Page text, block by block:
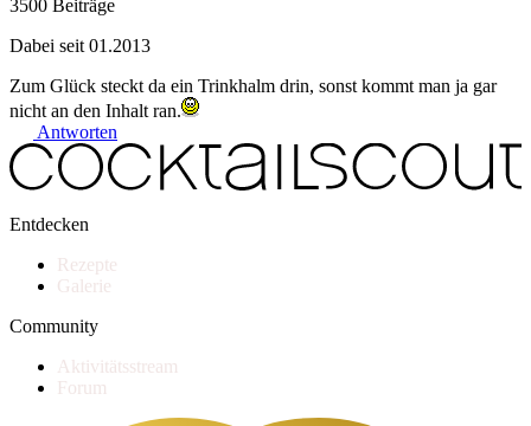
3500 Beiträge
Dabei seit 01.2013
Zum Glück steckt da ein Trinkhalm drin, sonst kommt man ja gar
nicht an den Inhalt ran.
Antworten
Entdecken
Rezepte
Galerie
Community
Aktivitätsstream
Forum